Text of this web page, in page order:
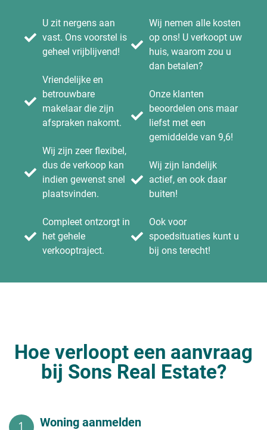
U zit nergens aan
vast. Ons voorstel is
geheel vrijblijvend!
Vriendelijke en
betrouwbare
makelaar die zijn
afspraken nakomt.
Wij zijn zeer flexibel,
dus de verkoop kan
indien gewenst snel
plaatsvinden.
Compleet ontzorgt in
het gehele
verkooptraject.
Wij nemen alle kosten
op ons! U verkoopt uw
huis, waarom zou u
dan betalen?
Onze klanten
beoordelen ons maar
liefst met een
gemiddelde van 9,6!
Wij zijn landelijk
actief, en ook daar
buiten!
Ook voor
spoedsituaties kunt u
bij ons terecht!
Hoe verloopt een aanvraag
bij Sons Real Estate?
Woning aanmelden